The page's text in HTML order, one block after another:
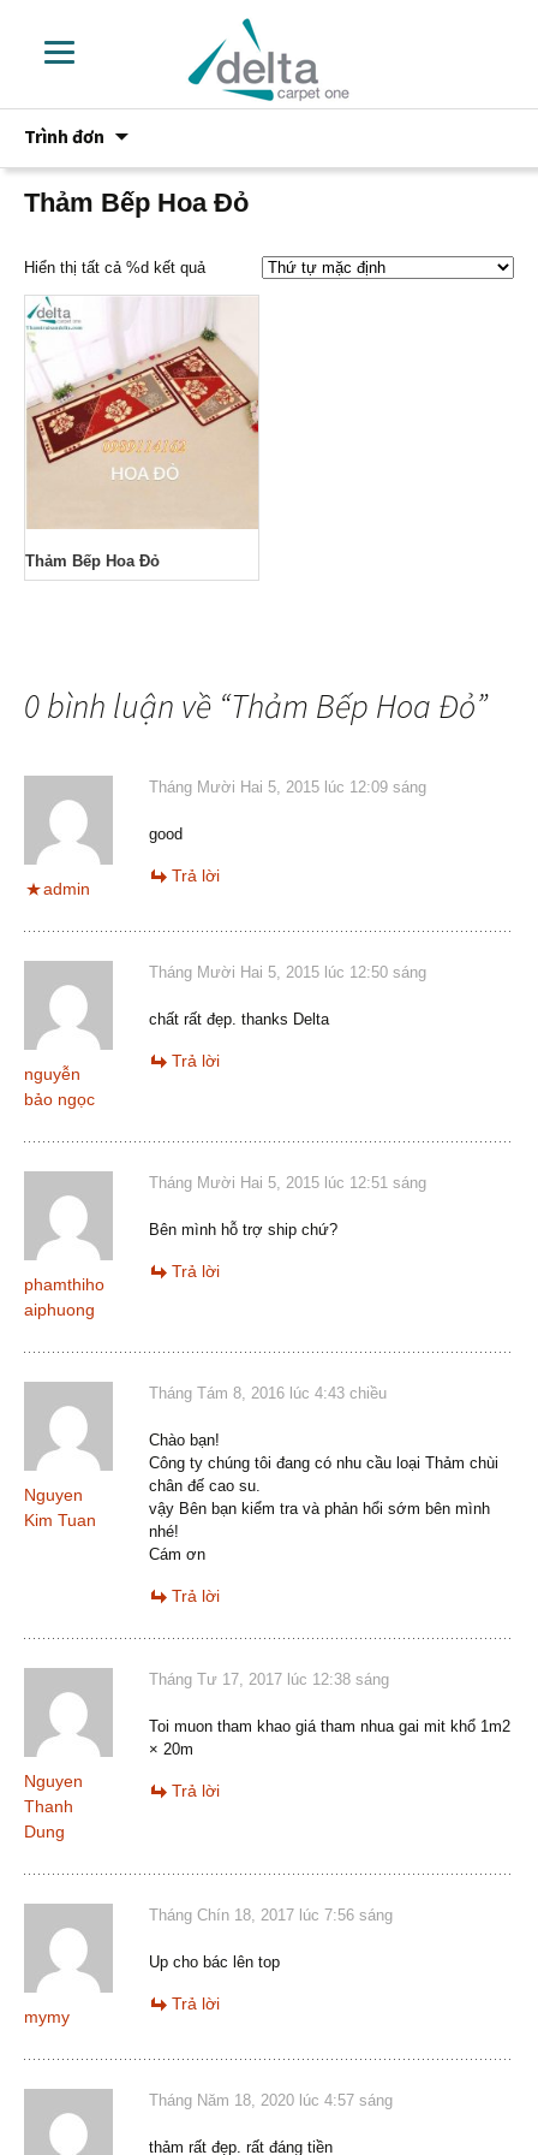
Trình đơn
phần
nội
dung
Thảm Bếp Hoa Đỏ
Hiển thị tất cả %d kết quả
Thảm Bếp Hoa Đỏ
0 bình luận về “Thảm Bếp Hoa Đỏ”
admin
Tháng Mười Hai 5, 2015 lúc 12:09 sáng
good
Trả lời
nguyễn
bảo ngọc
Tháng Mười Hai 5, 2015 lúc 12:50 sáng
chất rất đẹp. thanks Delta
Trả lời
phamthiho
aiphuong
Tháng Mười Hai 5, 2015 lúc 12:51 sáng
Bên mình hỗ trợ ship chứ?
Trả lời
Nguyen
Kim Tuan
Tháng Tám 8, 2016 lúc 4:43 chiều
Chào bạn!
Công ty chúng tôi đang có nhu cầu loại Thảm chùi
chân đế cao su.
vậy Bên bạn kiểm tra và phản hổi sớm bên mình
nhé!
Cám ơn
Trả lời
Nguyen
Thanh
Dung
Tháng Tư 17, 2017 lúc 12:38 sáng
Toi muon tham khao giá tham nhua gai mit khổ 1m2
× 20m
Trả lời
mymy
Tháng Chín 18, 2017 lúc 7:56 sáng
Up cho bác lên top
Trả lời
Tháng Năm 18, 2020 lúc 4:57 sáng
thảm rất đẹp. rất đáng tiền